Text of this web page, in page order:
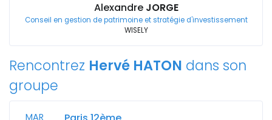
Alexandre JORGE
Conseil en gestion de patrimoine et stratégie d'investissement
WISELY
Rencontrez Hervé HATON dans son
groupe
MAR